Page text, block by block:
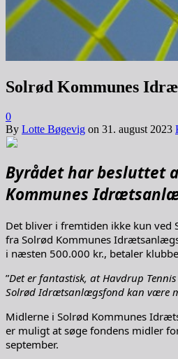
Solrød Kommunes
0
By Lotte Bøgevig on 31. august 2023
Byrådet har besluttet
Kommunes
Det bliver i fremtiden ikke kun ved
fra Solrød Kommunes
i næsten 500.000 kr., betaler
”Det er fantastisk, at Havdrup
Solrød Idrætsanlægsfond kan være
Midlerne i Solrød Kommunes
er muligt at søge fondens midler
september.